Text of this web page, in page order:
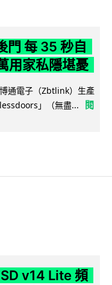
門 每 35 秒自
用家私隱堪憂
通電子（Zbtlink）生產
」（無盡...
閱
v14 Lite 頻